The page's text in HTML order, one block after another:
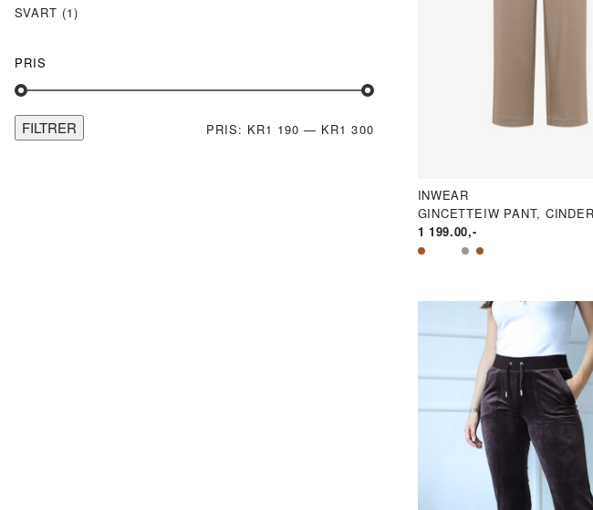
INWEAR
GINCETTEIW PANT, CINDER
1 199.00,-
SVART (1)
PRIS
MIN.
MAKSPRIS
FILTRER PRIS: KR1 190 — KR1 300